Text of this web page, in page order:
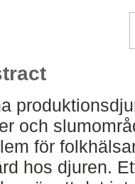
och
för
hos djuren.